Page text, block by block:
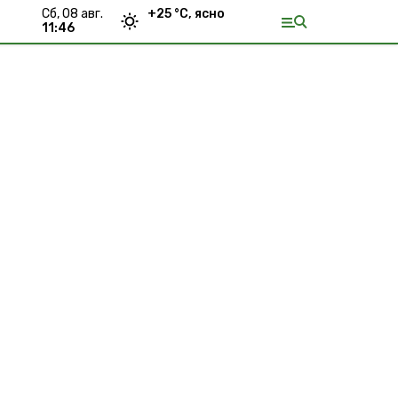
сб, 08 авг.
11:46
+25 °С, ясно